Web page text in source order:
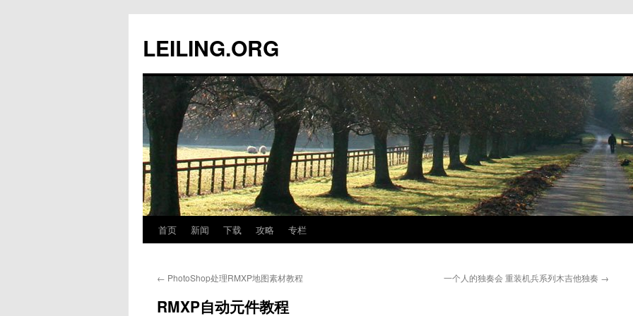
文
LEILING.ORG
首页 新闻 下载 攻略 专栏
← PhotoShop处理RMXP地图素材教程 一个人的独奏会 重装机兵系列木吉他独奏 →
RMXP自动元件教程